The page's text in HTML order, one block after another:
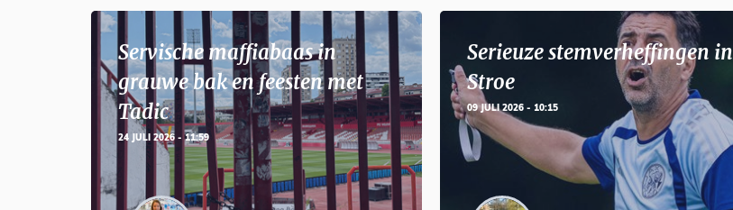
Servische maffiabaas in
grauwe bak en feesten met
Tadic
24 JULI 2026 - 11:59
Serieuze stemverheffingen in
Stroe
09 JULI 2026 - 10:15